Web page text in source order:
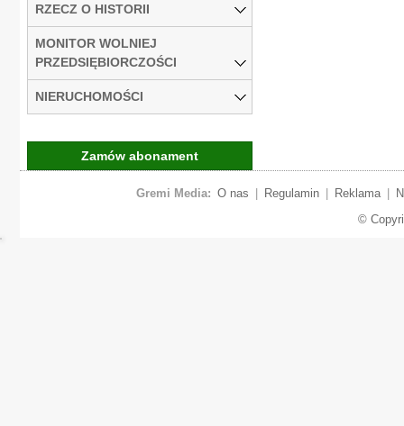
RZECZ O HISTORII
MONITOR WOLNIEJ
PRZEDSIĘBIORCZOŚCI
NIERUCHOMOŚCI
Zamów abonament
Gremi Media: O nas Regulamin Reklama
©